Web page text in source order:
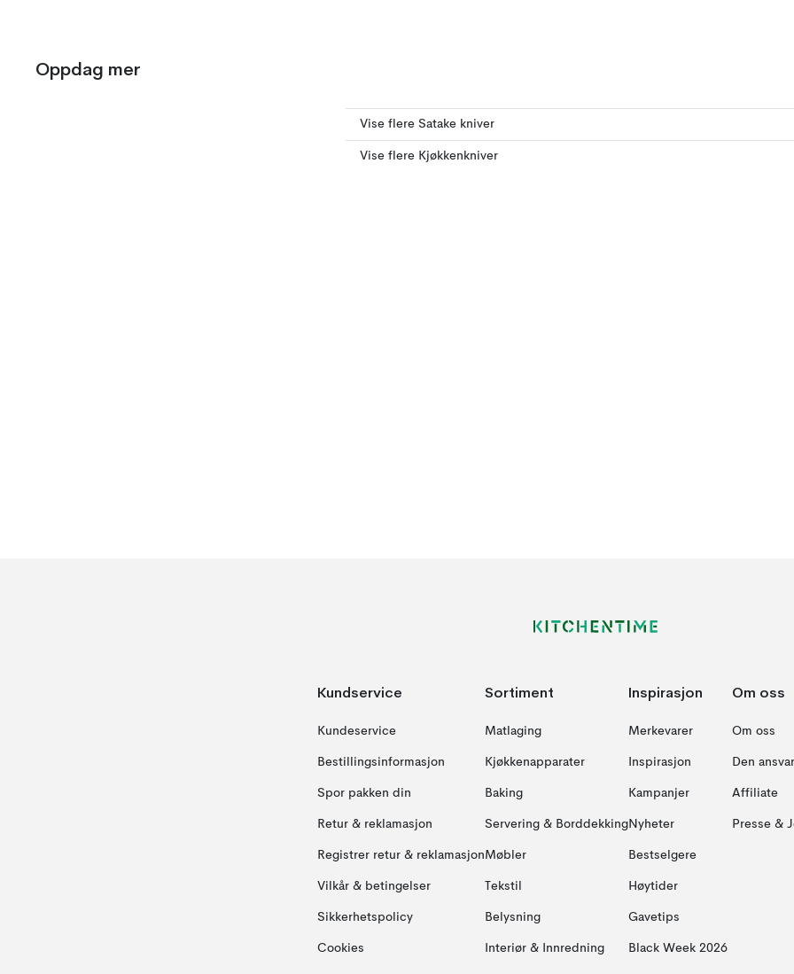
Oppdag mer
Vise flere Satake kniver
Vise flere Kjøkkenkniver
Kundservice
Kundeservice
Bestillingsinformasjon
Spor pakken din
Retur & reklamasjon
Registrer retur & reklamasjon
Vilkår & betingelser
Sikkerhetspolicy
Cookies
Sortiment
Matlaging
Kjøkkenapparater
Baking
Servering & Borddekking
Møbler
Tekstil
Belysning
Interiør & Innredning
Inspirasjon
Merkevarer
Inspirasjon
Kampanjer
Nyheter
Bestselgere
Høytider
Gavetips
Black Week 2026
Om oss
Om oss
Den
Affiliate
Presse &